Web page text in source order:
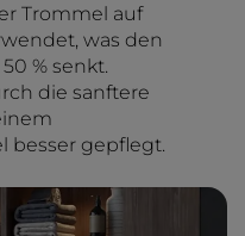
Trommel auf
was den
% senkt.
die sanftere
besser gepflegt.